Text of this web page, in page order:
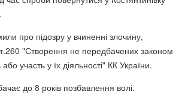
про підозру у вчиненні злочину,
"Створення не передбачених законом
участь у їх діяльності" КК України.
до 8 років позбавлення волі.